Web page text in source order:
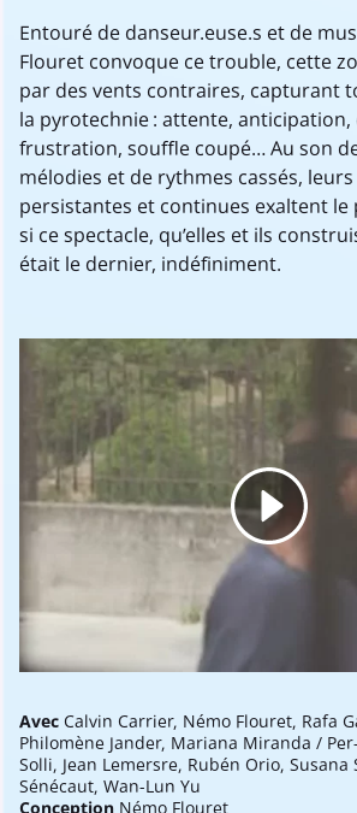
Entouré de danseur.euse.s et de
Flouret convoque ce trouble, cette
par des vents contraires, capturant
la pyrotechnie : attente, anticipation,
frustration, souffle coupé… Au son
mélodies et de rythmes cassés,
persistantes et continues exaltent le
si ce spectacle, qu’elles et ils
était le dernier, indéfiniment.
Avec Calvin Carrier, Némo Flouret, Rafa
Philomène Jander, Mariana Miranda /
Solli, Jean Lemersre, Rubén Orio, Susana
Sénécaut, Wan-Lun Yu
Conception Némo Flouret